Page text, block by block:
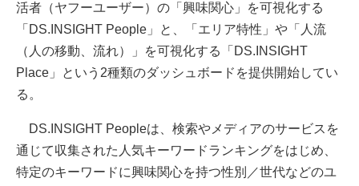
活者（ヤフーユーザー）の「興味関心」を可視化する
「DS.INSIGHT People」と、「エリア特性」や「人流
（人の移動、流れ）」を可視化する「DS.INSIGHT
Place」という2種類のダッシュボードを提供開始してい
る。
DS.INSIGHT Peopleは、検索やメディアのサービスを
通じて収集された人気キーワードランキングをはじめ、
特定のキーワードに興味関心を持つ性別／世代などのユ